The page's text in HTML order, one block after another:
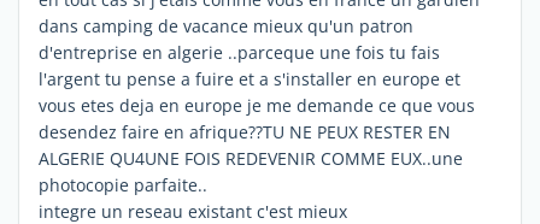
dans camping de vacance mieux qu'un patron
d'entreprise en algerie ..parceque une fois tu fais
l'argent tu pense a fuire et a s'installer en europe et
vous etes deja en europe je me demande ce que vous
desendez faire en afrique??TU NE PEUX RESTER EN
ALGERIE QU4UNE FOIS REDEVENIR COMME EUX..une
photocopie parfaite..
integre un reseau existant c'est mieux